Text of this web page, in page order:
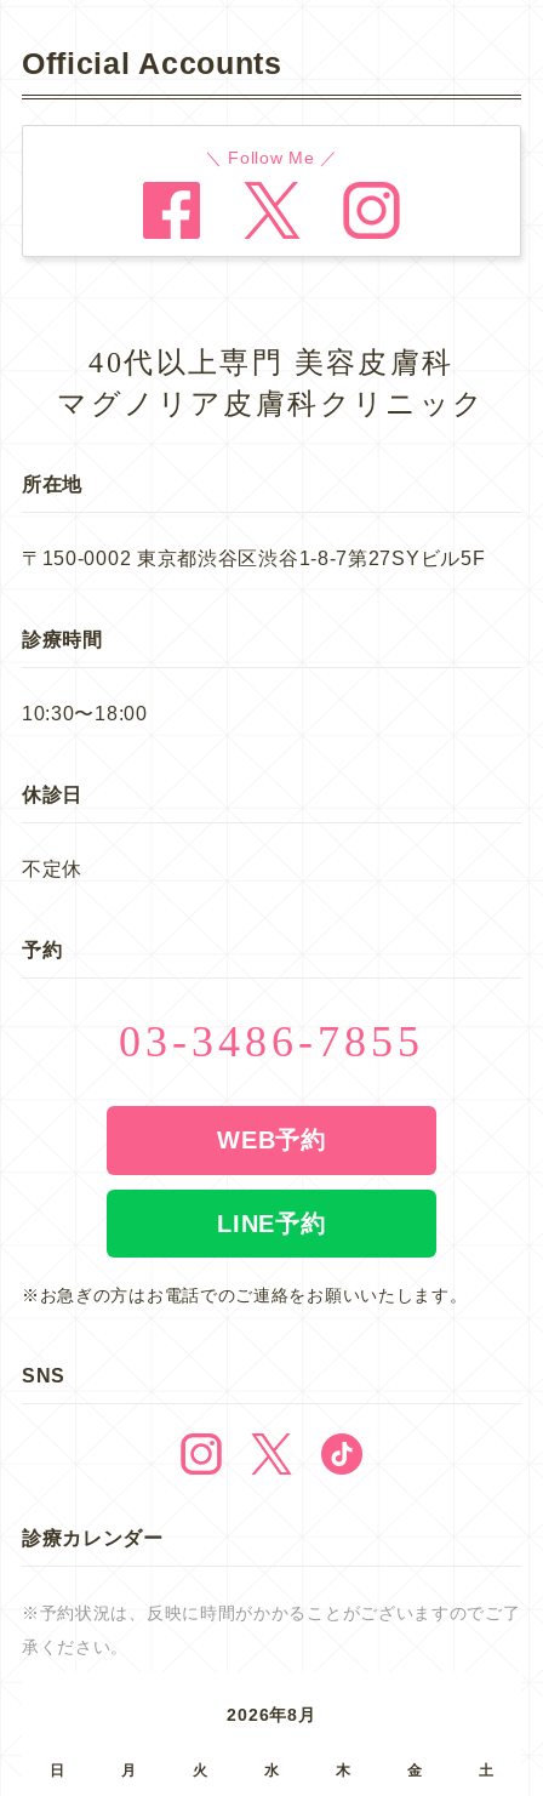
Official Accounts
＼ Follow Me ／
40代以上専門 美容皮膚科
マグノリア皮膚科クリニック
所在地
〒150-0002 東京都渋谷区渋谷1-8-7第27SYビル5F
診療時間
10:30〜18:00
休診日
不定休
予約
03-3486-7855
WEB予約
LINE予約
※お急ぎの方はお電話でのご連絡をお願いいたします。
SNS
診療カレンダー
※予約状況は、反映に時間がかかることがございますのでご了
承ください。
2026年8月
日 月 火 水 木 金 土